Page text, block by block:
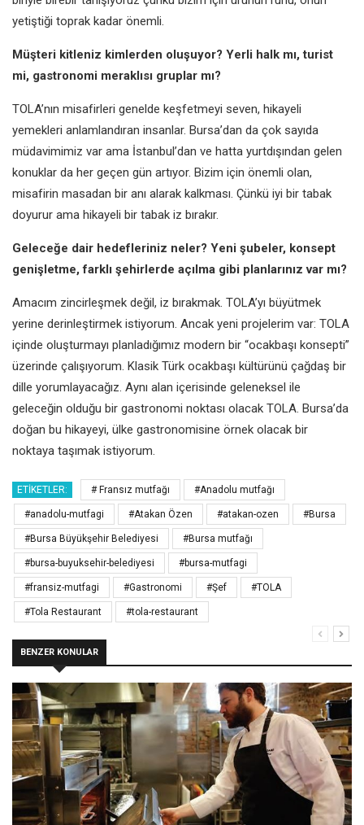
yetiştiği toprak kadar önemli.
Müşteri kitleniz kimlerden oluşuyor? Yerli halk mı, turist
mi, gastronomi meraklısı gruplar mı?
TOLA’nın misafirleri genelde keşfetmeyi seven, hikayeli
yemekleri anlamlandıran insanlar. Bursa’dan da çok sayıda
müdavimimiz var ama İstanbul’dan ve hatta yurtdışından gelen
konuklar da her geçen gün artıyor. Bizim için önemli olan,
misafirin masadan bir anı alarak kalkması. Çünkü iyi bir tabak
doyurur ama hikayeli bir tabak iz bırakır.
Geleceğe dair hedefleriniz neler? Yeni şubeler, konsept
genişletme, farklı şehirlerde açılma gibi planlarınız var mı?
Amacım zincirleşmek değil, iz bırakmak. TOLA’yı büyütmek
yerine derinleştirmek istiyorum. Ancak yeni projelerim var: TOLA
içinde oluşturmayı planladığımız modern bir “ocakbaşı konsepti”
üzerinde çalışıyorum. Klasik Türk ocakbaşı kültürünü çağdaş bir
dille yorumlayacağız. Aynı alan içerisinde geleneksel ile
geleceğin olduğu bir gastronomi noktası olacak TOLA. Bursa’da
doğan bu hikayeyi, ülke gastronomisine örnek olacak bir
noktaya taşımak istiyorum.
ETIKETLER: # Fransız mutfağı #Anadolu mutfağı
#anadolu-mutfagi #Atakan Özen #atakan-ozen #Bursa
#Bursa Büyükşehir Belediyesi #Bursa mutfağı
#bursa-buyuksehir-belediyesi #bursa-mutfagi
#fransiz-mutfagi #Gastronomi #Şef #TOLA
#Tola Restaurant #tola-restaurant
BENZER KONULAR